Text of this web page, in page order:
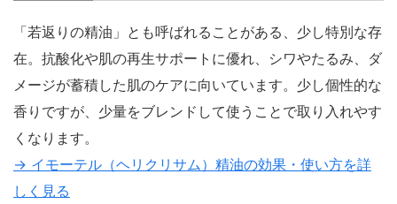
「若返りの精油」とも呼ばれることがある、少し特別な存
在。抗酸化や肌の再生サポートに優れ、シワやたるみ、ダ
メージが蓄積した肌のケアに向いています。少し個性的な
香りですが、少量をブレンドして使うことで取り入れやす
くなります。
→ イモーテル（ヘリクリサム）精油の効果・使い方を詳
しく見る